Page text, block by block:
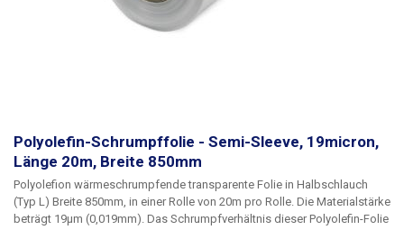
Polyolefin-Schrumpffolie - Semi-Sleeve, 19micron,
Länge 20m, Breite 850mm
Polyolefion wärmeschrumpfende transparente Folie in Halbschlauch
(Typ L) Breite 850mm, in einer Rolle von 20m pro Rolle. Die Materialstärke
beträgt 19µm (0,019mm). Das Schrumpfverhältnis dieser Polyolefin-Folie